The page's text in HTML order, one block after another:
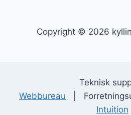
Copyright © 2026
Teknisk
Webbureau |
Intuition